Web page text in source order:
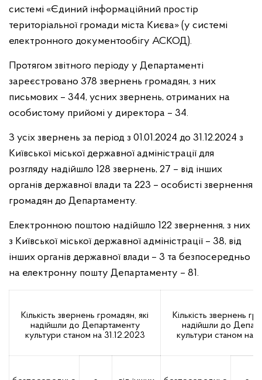
системі «Єдиний інформаційний простір
територіальної громади міста Києва» (у системі
електронного документообігу АСКОД).
Протягом звітного періоду у Департаменті
зареєстровано 378 звернень громадян, з них
письмових – 344, усних звернень, отриманих на
особистому прийомі у директора – 34.
З усіх звернень за період з 01.01.2024 до 31.12.2024 з
Київської міської державної адміністрації для
розгляду надійшло 128 звернень, 27 – від інших
органів державної влади та 223 – особисті звернення
громадян до Департаменту.
Електронною поштою надійшло 122 звернення, з них
з Київської міської державної адміністрації – 38, від
інших органів державної влади – 3 та безпосередньо
на електронну пошту Департаменту – 81.
Кількість звернень громадян, які
надійшли до Департаменту
культури станом на 31.12.2023
Кількість звернень
надійшли до
культури станом на